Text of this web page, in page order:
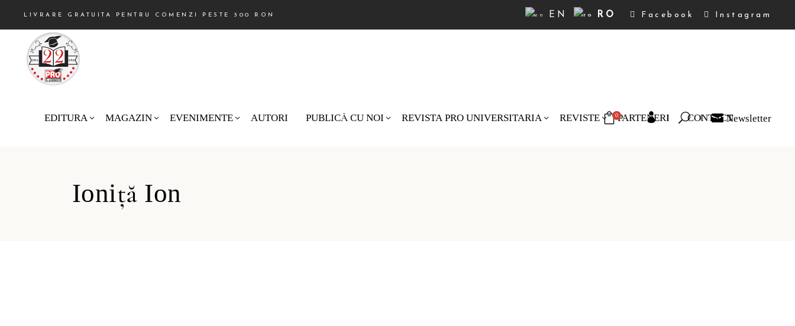
LIVRARE GRATUITA PENTRU COMENZI PESTE 300 RON EN RO Facebook Instagram
EDITURA MAGAZIN EVENIMENTE AUTORI PUBLICĂ CU NOI REVISTA PRO UNIVERSITARIA REVISTE PARTENERI CONTACT
0 Newsletter
Ioniță Ion